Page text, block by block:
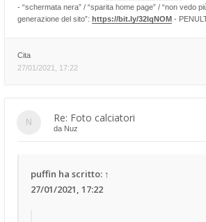
- “schermata nera” / “sparita home page” / “non vedo
generazione del sito”: https://bit.ly/32lqNOM -
Cita
27/01/2021, 17:22
Re: Foto calciatori
da Nuz
puffin ha scritto: ↑
27/01/2021, 17:22